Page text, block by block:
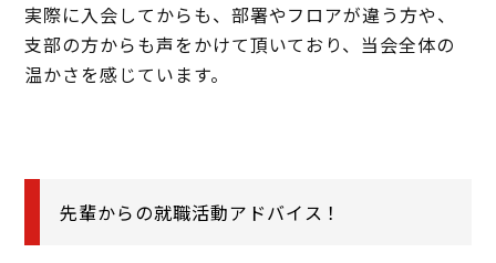
実際に入会してからも、部署やフロアが違う方や、
支部の方からも声をかけて頂いており、当会全体の
温かさを感じています。
先輩からの就職活動アドバイス！